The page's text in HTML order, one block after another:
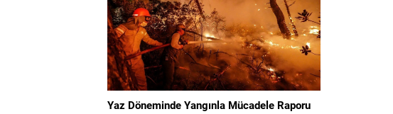
Yaz Döneminde Yangınla Mücadele Raporu